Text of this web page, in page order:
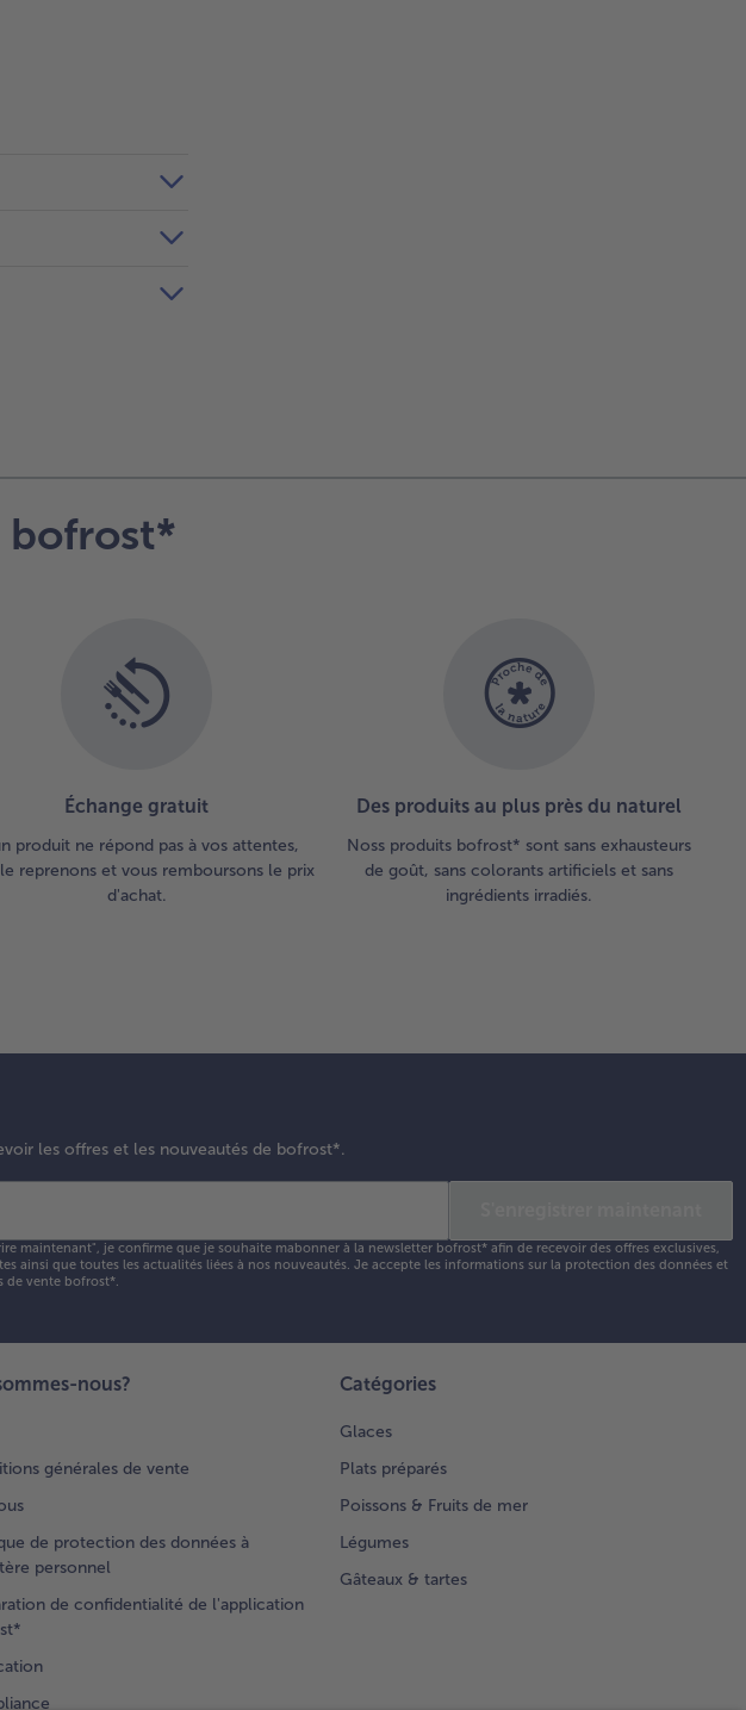
bofrost*
Échange gratuit
produit ne répond pas à vos attentes,
reprenons et vous remboursons le prix
d'achat.
Des produits au plus près du naturel
Noss produits bofrost* sont sans exhausteurs
de goût, sans colorants artificiels et sans
ingrédients irradiés.
les offres et les nouveautés de bofrost*.
maintenant", je confirme que je souhaite mabonner à la newsletter bofrost* afin de recevoir des offres exclusives,
ainsi que toutes les actualités liées à nos nouveautés. Je accepte les informations sur la protection des données et
de vente bofrost*.
nous?
générales de vente
de protection des données à
personnel
de confidentialité de l'application
Catégories
Glaces
Plats préparés
Poissons & Fruits de mer
Légumes
Gâteaux & tartes